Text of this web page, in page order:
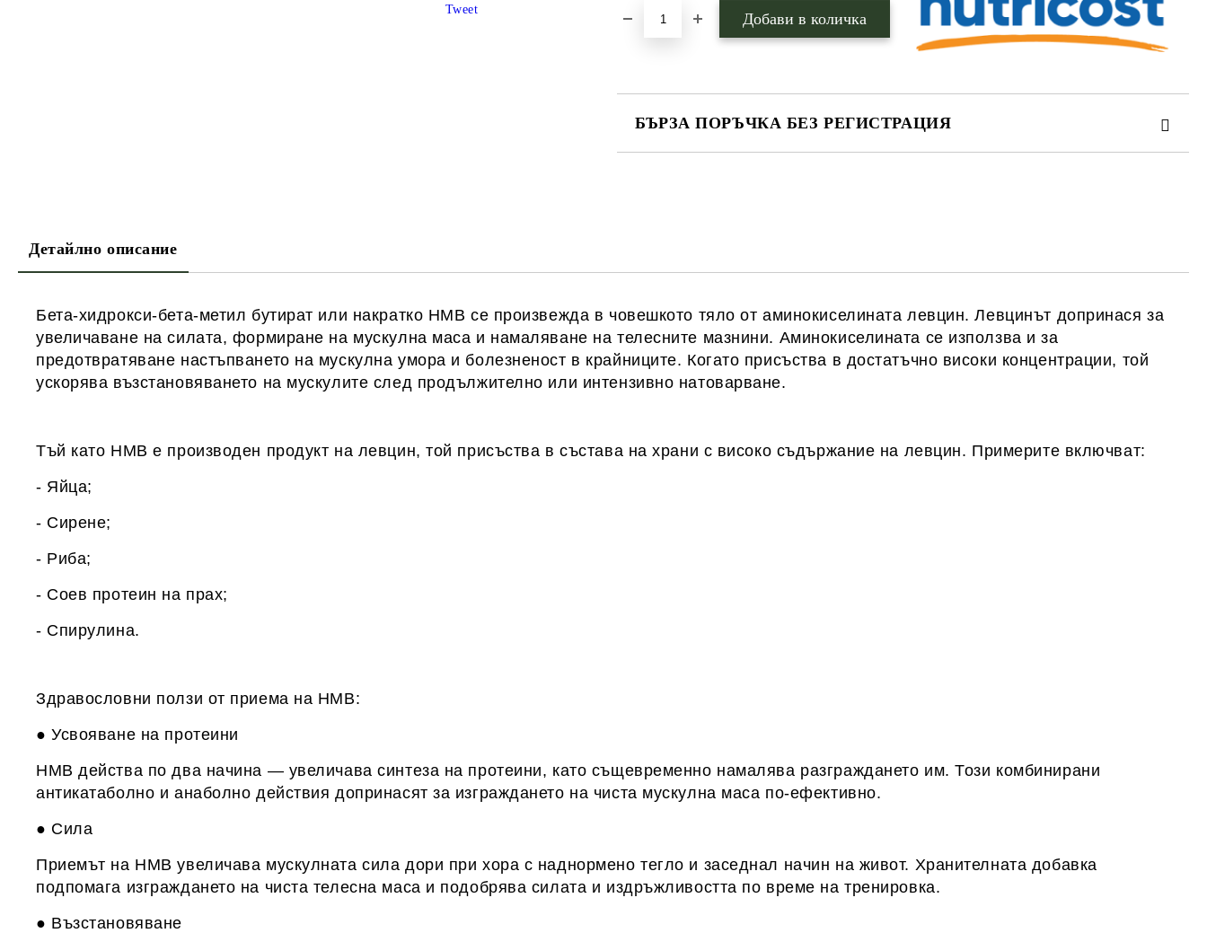
БЪРЗА ПОРЪЧКА БЕЗ РЕГИСТРАЦИЯ
Tweet
Детайлно описание
Бета-хидрокси-бета-метил бутират или накратко HMB се произвежда в човешкото тяло от аминокиселината левцин. Левцинът допринася за
увеличаване на силата, формиране на мускулна маса и намаляване на телесните мазнини. Аминокиселината се използва и за
предотвратяване настъпването на мускулна умора и болезненост в крайниците. Когато присъства в достатъчно високи концентрации, той
ускорява възстановяването на мускулите след продължително или интензивно натоварване.
Тъй като HMB е производен продукт на левцин, той присъства в състава на храни с високо съдържание на левцин. Примерите включват:
- Яйца;
- Сирене;
- Риба;
- Соев протеин на прах;
- Спирулина.
Здравословни ползи от приема на HMB:
● Усвояване на протеини
HMB действа по два начина — увеличава синтеза на протеини, като същевременно намалява разграждането им. Този комбинирани
антикатаболно и анаболно действия допринасят за изграждането на чиста мускулна маса по-ефективно.
● Сила
Приемът на HMB увеличава мускулната сила дори при хора с наднормено тегло и заседнал начин на живот. Хранителната добавка
подпомага изграждането на чиста телесна маса и подобрява силата и издръжливостта по време на тренировка.
● Възстановяване